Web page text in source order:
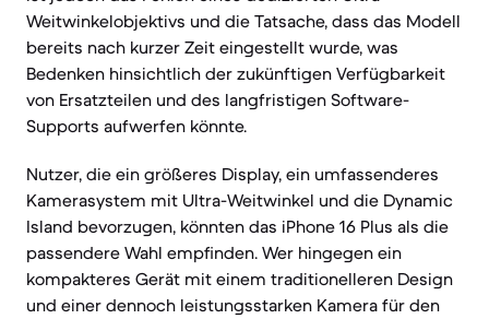
Weitwinkelobjektivs und die Tatsache, dass das Modell
bereits nach kurzer Zeit eingestellt wurde, was
Bedenken hinsichtlich der zukünftigen Verfügbarkeit
von Ersatzteilen und des langfristigen Software-
Supports aufwerfen könnte.
Nutzer, die ein größeres Display, ein umfassenderes
Kamerasystem mit Ultra-Weitwinkel und die Dynamic
Island bevorzugen, könnten das iPhone 16 Plus als die
passendere Wahl empfinden. Wer hingegen ein
kompakteres Gerät mit einem traditionelleren Design
und einer dennoch leistungsstarken Kamera für den